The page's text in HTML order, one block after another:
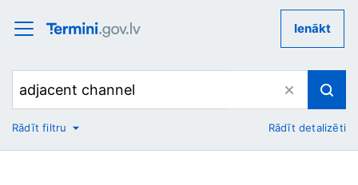
Ienākt
No
Rādīt filtru Rādīt detalizēti